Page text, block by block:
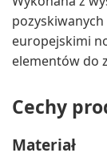
europejskimi
elementów do
Cechy
Materiał